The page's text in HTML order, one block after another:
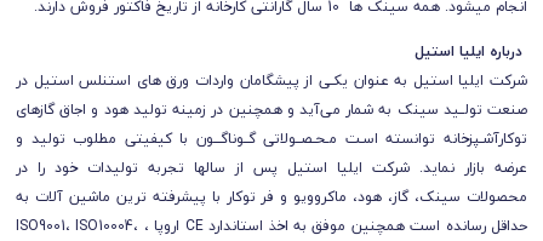
انجام میشود. همه سینک ها 10 سال گارانتی کارخانه از تاریخ فاکتور فروش دارند.
درباره ایلیا استیل
شرکت ایلیا استیل به عنوان يكـی از پيشگامان واردات ورق های استنلس استیل در
صنعت تولــيد سینک به شمار می‌آید و همچنین در زمینه تولید هود و اجاق گازهای
توکارآشـپزخانه توانسته اسـت مـحـصــولاتی گــوناگـــون با كيفيتی مطلوب توليد و
عرضه بازار نمايد. شرکت ایلیا استیل پس از سالها تجربه تولیدات خود را در
محصولات سینک، گاز، هود، ماکروویو و فر توکار با پیشرفته ترین ماشین آلات به
حداقل رسانده است همچنین موفق به اخذ استاندارد CE اروپا ، ISO9001، ISO10004،